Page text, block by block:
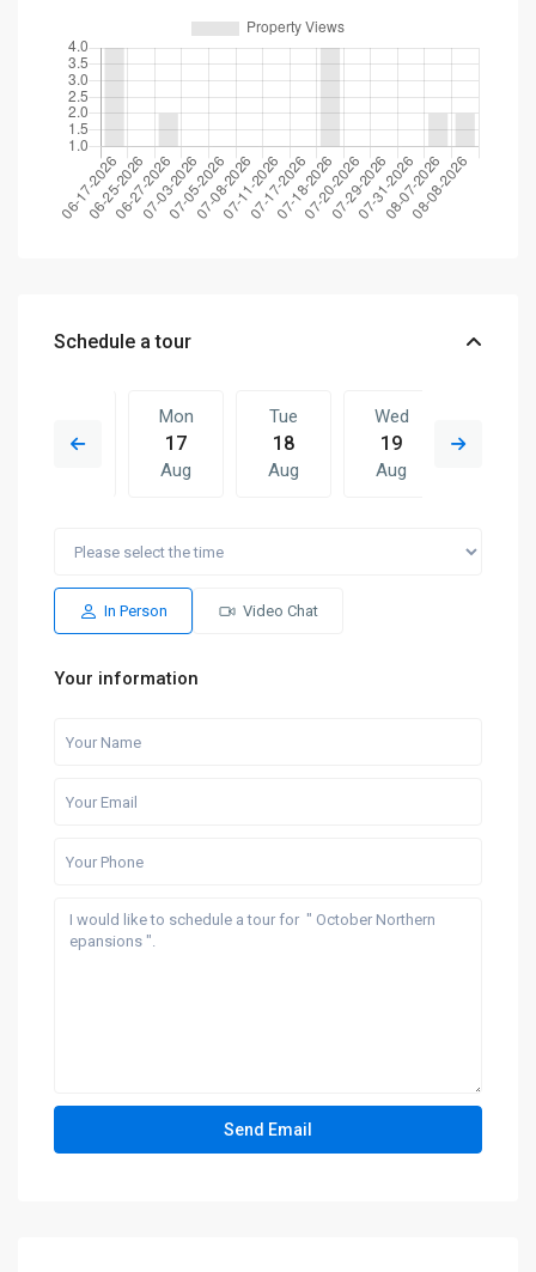
Schedule a tour
16
Mon
17
Aug
Tue
18
Aug
Wed
19
Aug
Tue
Aug
Wed
Aug Aug
In Person Video Chat
Your information